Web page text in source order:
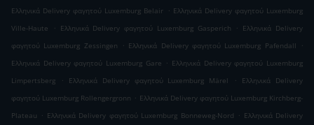
Ελληνικά Delivery φαγητού Luxemburg Belair . Ελληνικά Delivery φαγητού Luxemburg
Ville-Haute
. Ελληνικά Delivery φαγητού Luxemburg Gasperich . Ελληνικά Delivery
φαγητού Luxemburg Zessingen
. Ελληνικά Delivery φαγητού Luxemburg Pafendall
.
Ελληνικά Delivery φαγητού Luxemburg Gare . Ελληνικά Delivery φαγητού Luxemburg
Limpertsberg
. Ελληνικά Delivery φαγητού Luxemburg Märel .
Ελληνικά Delivery
φαγητού Luxemburg Rollengergronn . Ελληνικά Delivery φαγητού Luxemburg Kirchberg-
Plateau . Ελληνικά Delivery φαγητού Luxemburg Bonneweg-Nord . Ελληνικά Delivery